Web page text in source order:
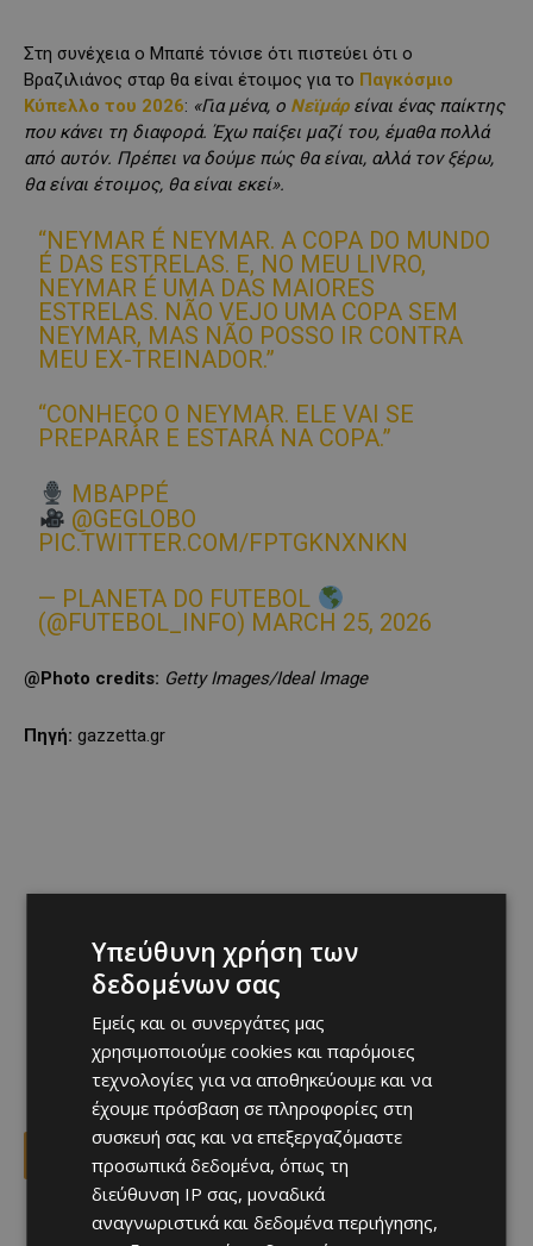
Στη συνέχεια ο Μπαπέ τόνισε ότι πιστεύει ότι ο
Βραζιλιάνος σταρ θα είναι έτοιμος για το Παγκόσμιο
Κύπελλο του 2026: «Για μένα, ο Νεϊμάρείναι ένας παίκτης
που κάνει τη διαφορά. Έχω παίξει μαζί του, έμαθα πολλά
από αυτόν. Πρέπει να δούμε πώς θα είναι, αλλά τον ξέρω,
θα είναι έτοιμος, θα είναι εκεί».
“NEYMAR É NEYMAR. A COPA DO MUNDO
É DAS ESTRELAS. E, NO MEU LIVRO,
NEYMAR É UMA DAS MAIORES
ESTRELAS. NÃO VEJO UMA COPA SEM
NEYMAR, MAS NÃO POSSO IR CONTRA
MEU EX-TREINADOR.”
“CONHEÇO O NEYMAR. ELE VAI SE
PREPARAR E ESTARÁ NA COPA.”
MBAPPÉ
@GEGLOBO
PIC.TWITTER.COM/FPTGKNXNKN
— PLANETA DO FUTEBOL
(@FUTEBOL_INFO) MARCH 25, 2026
@Photo credits: Getty Images/Ideal Image
Πηγή: gazzetta.gr
ΚΙΛΙΑΝ ΜΠΑΠΕ ΜΟΥΝΤΙΑΛ 2026 ΝΕΪΜΑΡ
Υπεύθυνη χρήση των
δεδομένων σας
Εμείς και οι συνεργάτες μας
χρησιμοποιούμε cookies και παρόμοιες
τεχνολογίες για να αποθηκεύουμε και να
έχουμε πρόσβαση σε πληροφορίες στη
συσκευή σας και να επεξεργαζόμαστε
προσωπικά δεδομένα, όπως τη
διεύθυνση IP σας, μοναδικά
αναγνωριστικά και δεδομένα περιήγησης,